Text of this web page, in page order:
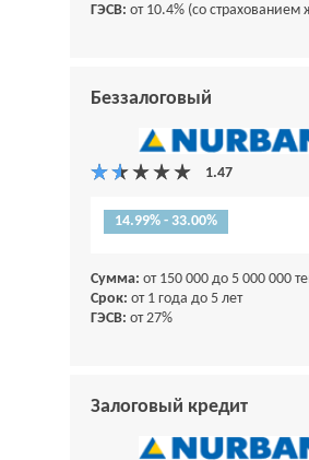
ГЭСВ: от 10.4% (со страхованием
Беззалоговый
14.99% - 33.00%
Сумма: от 150 000 до 5 000 000
Срок: от 1 года до 5 лет
ГЭСВ: от 27%
Залоговый кредит